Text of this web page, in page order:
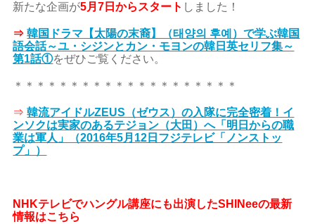
新たな企画が5月7日からスタート しました！
⇒ 韓国ドラマ【太陽の末裔】（태양의 후예）で学ぶ韓国
語会話～ユ・シジンとカン・モヨンの韓日英セリフ集～
第1話①をぜひご覧ください。
＊＊＊＊＊＊＊＊＊＊＊＊＊＊＊＊＊＊＊＊
⇒ 韓流アイドルZEUS（ゼウス）の入隊に完全密着！イ
ンソクは実家のあるテジョン（大田）へ「明日からの職
業は軍人」（2016年5月12日フジテレビ「ノンストッ
プ」）
NHKテレビでハングル講座にも出演したSHINeeの最新
情報はこちら